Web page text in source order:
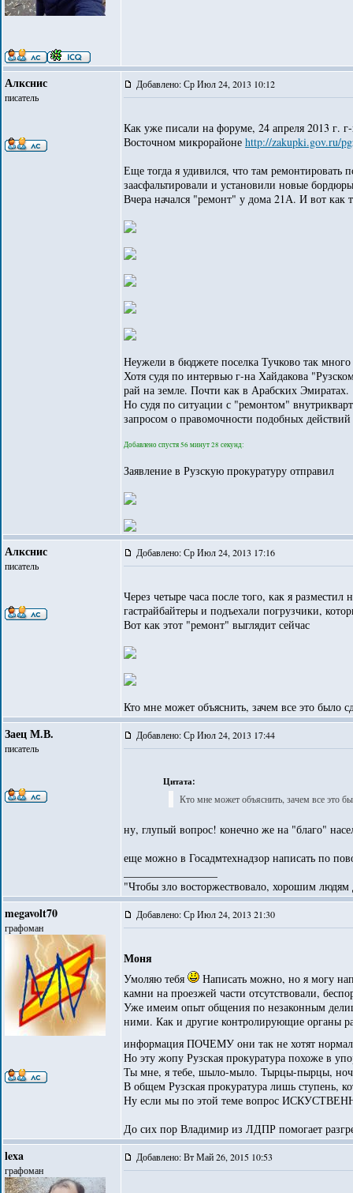
Алкснис
писатель
Добавлено: Ср Июл 24, 2013 10:12
Как уже писали на форуме, 24 апреля 2013 г.
Восточном микрорайоне http://zakupki.gov.ru/
Еще тогда я удивился, что там
заасфальтировали и установили новые
Вчера начался "ремонт" у дома 21А. И вот как
Неужели в бюджете поселка Тучково так
Хотя судя по интервью г-на Хайдакова
рай на земле. Почти как в Арабских Эмиратах.
Но судя по ситуации с "ремонтом"
запросом о правомочности подобных
Добавлено спустя 56 минут 28 секунд:
Заявление в Рузскую прокуратуру отправил
Алкснис
писатель
Добавлено: Ср Июл 24, 2013 17:16
Через четыре часа после того, как я
гастрайбайтеры и подъехали погрузчики,
Вот как этот "ремонт" выглядит сейчас
Кто мне может объяснить, зачем все это было
Заец М.В.
писатель
Добавлено: Ср Июл 24, 2013 17:44
Цитата:
Кто мне может объяснить, зачем все это
ну, глупый вопрос! конечно же на "благо"
еще можно в Госадмтехнадзор написать по
"Чтобы зло восторжествовало, хорошим людям
megavolt70
графоман
Добавлено: Ср Июл 24, 2013 21:30
Моня
Умоляю тебя
Написать можно, но я могу
камни на проезжей части отсутствовали,
Уже имеим опыт общения по незаконным
ними. Как и другие контролирующие органы
информация ПОЧЕМУ они так не хотят
Но эту жопу Рузская прокуратура похоже в
Ты мне, я тебе, шыло-мыло. Тырцы-пырцы,
В общем Рузская прокуратура лишь ступень,
Ну если мы по этой теме вопрос
До сих пор Владимир из ЛДПР помогает
lexa
графоман
Добавлено: Вт Май 26, 2015 10:53